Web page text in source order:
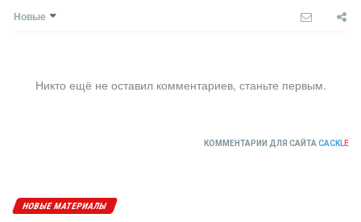
Новые
Никто ещё не оставил комментариев, станьте первым.
КОММЕНТАРИИ ДЛЯ САЙТА CACKLE
НОВЫЕ МАТЕРИАЛЫ